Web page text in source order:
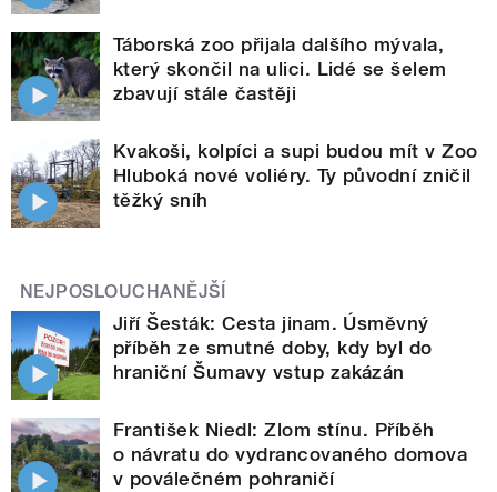
Táborská zoo přijala dalšího mývala,
který skončil na ulici. Lidé se šelem
zbavují stále častěji
Kvakoši, kolpíci a supi budou mít v Zoo
Hluboká nové voliéry. Ty původní zničil
těžký sníh
NEJPOSLOUCHANĚJŠÍ
Jiří Šesták: Cesta jinam. Úsměvný
příběh ze smutné doby, kdy byl do
hraniční Šumavy vstup zakázán
František Niedl: Zlom stínu. Příběh
o návratu do vydrancovaného domova
v poválečném pohraničí